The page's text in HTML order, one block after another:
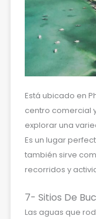
Está ubicado en
centro comercial
explorar una
Es un lugar
también sirve
recorridos y
7- Sitios De
Las aguas que